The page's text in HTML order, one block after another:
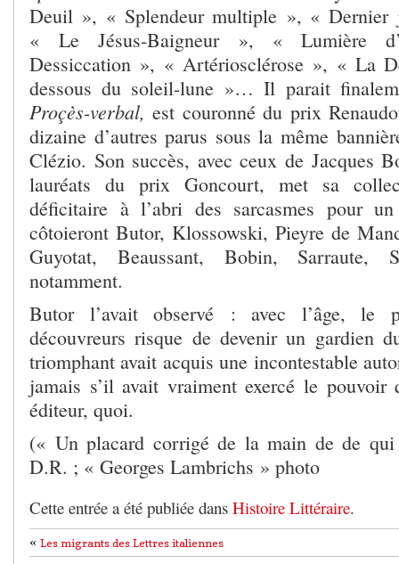
Deuil », « Splendeur multiple », « Dernier
« Le Jésus-Baigneur », « Lumière
Dessiccation », « Artériosclérose », « La
dessous du soleil-lune »… Il parait
Proçès-verbal, est couronné du prix
dizaine d’autres parus sous la même
Clézio. Son succès, avec ceux de Jacques
lauréats du prix Goncourt, met sa
déficitaire à l’abri des sarcasmes pour
côtoieront Butor, Klossowski, Pieyre de
Guyotat, Beaussant, Bobin, Sarraute,
notamment.
Butor l’avait observé : avec l’âge, le
découvreurs risque de devenir un gardien
triomphant avait acquis une incontestable
jamais s’il avait vraiment exercé le pouvoir
éditeur, quoi.
(« Un placard corrigé de la main de de
D.R. ; « Georges Lambrichs » photo
Cette entrée a été publiée dans Histoire Littéraire.
« Les migrants des Lettres italiennes